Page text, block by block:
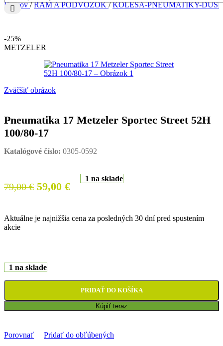
Domov/ RÁM A PODVOZOK/ KOLESÁ-PNEUMATIKY-DUŠE
-25%
METZELER
Zväčšiť obrázok
Pneumatika 17 Metzeler Sportec Street 52H
100/80-17
Katalógové číslo: 0305-0592
79,00€ Pôvodná
79,00 €.
59,00 €Aktuálna
59,00 €.
1 na sklade
Aktuálne je najnižšia cena za posledných 30 dní pred spustením
akcie
1 na sklade
PRIDAŤ DO KOŠÍKA
Kúpiť teraz
Porovnať Pridať do obľúbených